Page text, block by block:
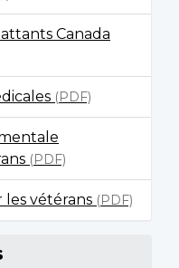
Canada
(PDF)
(PDF)
les vétérans (PDF)